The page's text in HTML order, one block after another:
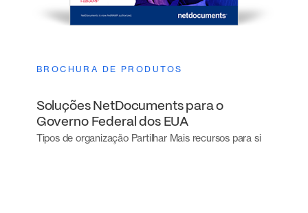
BROCHURA DE PRODUTOS
Soluções NetDocuments para o
Governo Federal dos EUA
Tipos de organização Partilhar Mais recursos para si